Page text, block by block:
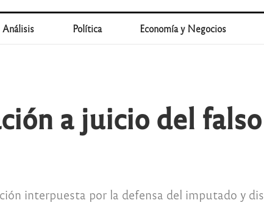
Análisis Política Economía y Negocios
a juicio del
interpuesta por la defensa del imputado y